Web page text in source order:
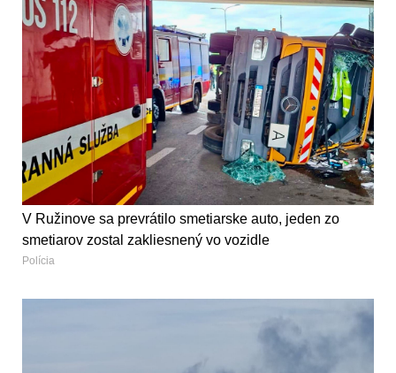
V Ružinove sa prevrátilo smetiarske auto, jeden zo
smetiarov zostal zakliesnený vo vozidle
Polícia